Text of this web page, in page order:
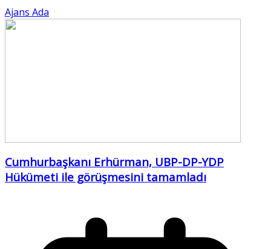
Ajans Ada
Cumhurbaşkanı Erhürman, UBP-DP-YDP
Hükümeti ile görüşmesini tamamladı